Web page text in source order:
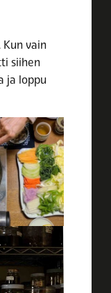
Kun vain
siihen
ja loppu